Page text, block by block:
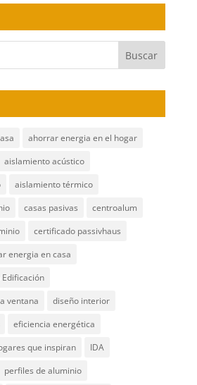
ahorrar energia en el hogar
aislamiento acústico
aislamiento térmico
casas pasivas
centroalum
certificado passivhaus
energia en casa
ventana
diseño interior
eficiencia energética
que inspiran
IDA
perfiles de aluminio